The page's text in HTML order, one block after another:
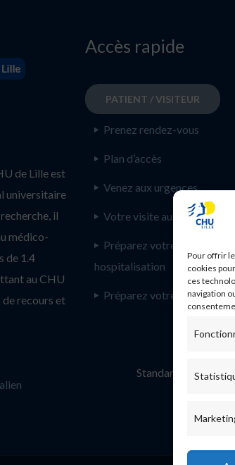
Pour offrir
cookies
ces
navigation
de Lille est
universitaire
il
médico-
de 1.4
au CHU
recours et
Accès rapide
PATIENT / VISITEUR
Prenez rendez-vous
Plan d’accès
Venez aux urgences
Votre visite au CHU de Lille
Préparez votre
hospitalisation
Préparez votre
Standard :